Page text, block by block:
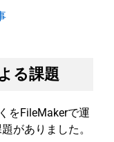
る課題
をFileMakerで運
がありました。